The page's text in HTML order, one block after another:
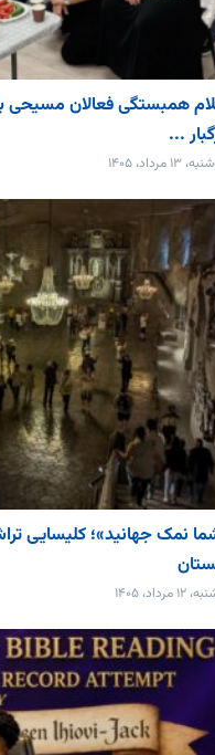
همبستگی فعالان مسیحی
...
مرداد، ۱۴۰۵
نمک جهانید»؛ کلیسایی
مرداد، ۱۴۰۵